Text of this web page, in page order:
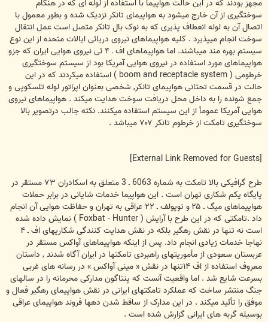
مجهز بودند که در اين حالت هواپيما با استفاده از لوله ای که در هنگام
سوختگيری از آن خارج ميشود به هواپيمای تانکر نزديک شده و بطور معمول با
اتصال آن به لوله انعطاف پذيری که به نوک بال تانکر متصل است عمل انتقال
سوخت انجام ميپذيرد . کليه هواپيماهای نيروی دريائی ايالات متحده از اين نوع
سيستم بهره مند ميباشند. اما هواپيماهای اف ـ ۴ ئی نيروی هوايی ايران که جزو
هواپيماهای مورد استفاده در نيروی هوايی آمريکا بود از سيستم سوختگيری
خرطومی ( boom and receptacle system ) استفاده ميکردند که در اين
حالت در قسمت تحتانی هواپيمای تانکر, شخصی بعنوان اپراتور لوله تلسکوپی و
جمع شونده را به داخل محل دريافت سوخت هدايت ميکند . هواپيماهای نيروی
هوايی آمريکا عمومأ از اين سيستم استفاده ميکنند. نکته جالب درتصوير بالا
سوختگيری تامکت از خرطوم تانکر ۷۰۷ ميباشد .
طرح گرافيکی بالا تامکت به شماره 6063 ـ 3 متعلق به اسکادران ۷۳ مستقر در
پايگاه يکم شکاری تهران است . اين هواپيما خدمات شايانی در برابر حملات
هواپيماهای ميگ ـ ۲۵ و توپولف ـ ۲۲ عراقی به تهران و حفاظت هوايی آن انجام
داد .تامکتی که در اين طرح با آرايش ( Foxbat - Hunter ) نمايش داده شده
است نه تنها در نقش رهگير بلکه در نقش هدايت کنندگی شکاريهای اف ـ ۴
نهاجا خدمات زيادی انجام داد. پس از اينکه هواپيماهای آواکس مستقر در
عربستان سعودی از مأموريتهای راهبردی تامکتها در ايران آگاه شدند , داستان
معروف استفاده از اف ۱۴تنها در نقش « مينی آواکس » در رسانه های غربی
بسرعت شايع شد . اما واقعيت آنست که پنتاگون مدارکی محرمانه را در سالهای
جنگ منتشر ساخت که عملکرد تامکتهای ايرانی در نقش هواپيمای رهگير فعال و
موفق را تأئيد ميکند . در اين مدارک از ساقط شدن دهها فروند هواپيمای عراقی
بوسيله گربه های ايرانی گزارش شده است .